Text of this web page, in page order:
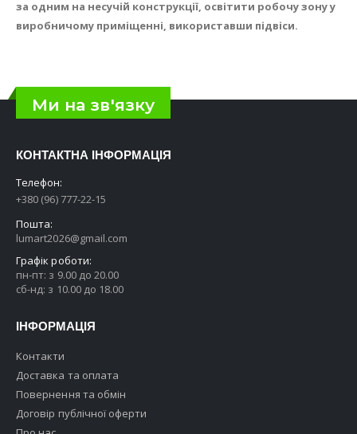
за одним на несучій конструкції, освітити робочу зону у
виробничому приміщенні, використавши підвіси.
Ми на зв'язку
КОНТАКТНА ІНФОРМАЦІЯ
Телефон:
+380 (96) 777-22-15
Пошта:
lumart2026@gmail.com
Графік роботи:
пн-пт: з 9.00 до 20.00
сб-нд: з 10.00 до 18.00
ІНФОРМАЦІЯ
Контакти
Доставка та оплата
Повернення та обмін
Договір публічної оферти